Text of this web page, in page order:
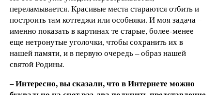
переламывается. Красивые места стараются отбить и
построить там коттеджи или особняки. И моя задача –
именно показать в картинах те старые, более-менее
еще нетронутые уголочки, чтобы сохранить их в
нашей памяти, и в первую очередь – образ нашей
святой Родины.
– Интересно, вы сказали, что в Интернете можно